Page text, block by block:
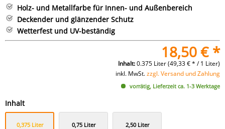
Holz- und Metallfarbe für Innen- und Außenbereich
Deckender und glänzender Schutz
Wetterfest und UV-beständig
18,50 € *
Inhalt:0.375 Liter (49,33 € * / 1 Liter)
inkl. MwSt.zzgl. Versand und Zahlung
vorrätig, Lieferzeit ca. 1-3 Werktage
Inhalt
0,375 Liter 0,75 Liter 2,50 Liter